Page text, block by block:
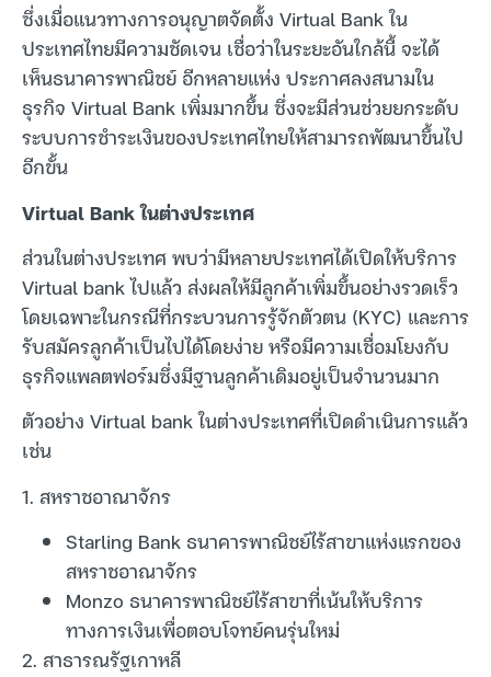
ซึ่งเมื่อแนวทางการอนุญาตจัดตั้ง Virtual Bank ใน
ประเทศไทยมีความชัดเจน เชื่อว่าในระยะอันใกล้นี้ จะได้
เห็นธนาคารพาณิชย์ อีกหลายแห่ง ประกาศลงสนามใน
ธุรกิจ Virtual Bank เพิ่มมากขึ้น ซึ่งจะมีส่วนช่วยยกระดับ
ระบบการชำระเงินของประเทศไทยให้สามารถพัฒนาขึ้นไป
อีกขั้น
Virtual Bank ในต่างประเทศ
ส่วนในต่างประเทศ พบว่ามีหลายประเทศได้เปิดให้บริการ
Virtual bank ไปแล้ว ส่งผลให้มีลูกค้าเพิ่มขึ้นอย่างรวดเร็ว
โดยเฉพาะในกรณีที่กระบวนการรู้จักตัวตน (KYC) และการ
รับสมัครลูกค้าเป็นไปได้โดยง่าย หรือมีความเชื่อมโยงกับ
ธุรกิจแพลตฟอร์มซึ่งมีฐานลูกค้าเดิมอยู่เป็นจำนวนมาก
ตัวอย่าง Virtual bank ในต่างประเทศที่เปิดดำเนินการแล้ว
เช่น
1. สหราชอาณาจักร
Starling Bank ธนาคารพาณิชย์ไร้สาขาแห่งแรกของ
สหราชอาณาจักร
Monzo ธนาคารพาณิชย์ไร้สาขาที่เน้นให้บริการ
ทางการเงินเพื่อตอบโจทย์คนรุ่นใหม่
2. สาธารณรัฐเกาหลี